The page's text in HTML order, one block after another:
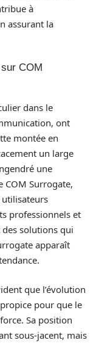
à
assurant la
COM
dans le
ont
montée en
un large
une
COM Surrogate,
utilisateurs
professionnels et
solutions qui
apparaît
que l’évolution
pour que le
Sa position
sous-jacent, mais